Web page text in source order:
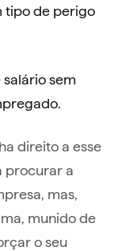
tipo de perigo
sem
direito a esse
procurar a
mas,
munido de
o seu